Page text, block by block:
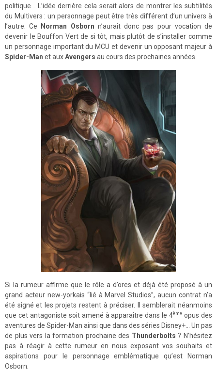
politique… L’idée derrière cela serait alors de montrer les subtilités
du Multivers : un personnage peut être très différent d’un univers à
l’autre. Ce
Norman Osborn n’aurait donc pas pour vocation de
devenir le Bouffon Vert de si tôt, mais plutôt de s’installer comme
un personnage important du MCU et devenir un opposant majeur à
Spider-Man et auxAvengers au cours des prochaines années.
Si la rumeur affirme que le rôle a d’ores et déjà été proposé à un
grand acteur new-yorkais “lié à Marvel Studios”, aucun contrat n’a
été signé et les projets restent à préciser. Il semblerait néanmoins
que cet antagoniste soit amené à apparaître dans le 4ème opus des
aventures de Spider-Man ainsi que dans des séries Disney+... Un pas
de plus vers la formation prochaine des Thunderbolts ? N’hésitez
pas à réagir à cette rumeur en nous exposant vos souhaits et
aspirations pour le personnage emblématique qu’est Norman
Osborn.